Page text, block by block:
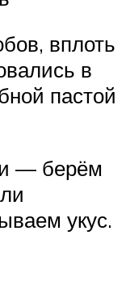
вплоть
в
пастой
— берём
укус.